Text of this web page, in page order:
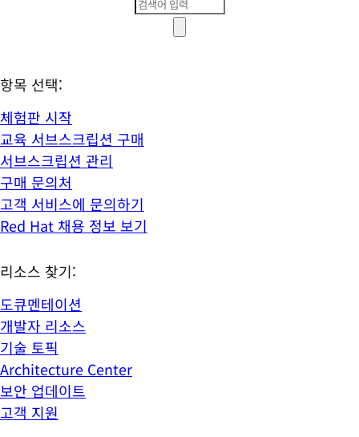
항목 선택:
체험판 시작
교육 서브스크립션 구매
서브스크립션 관리
구매 문의처
고객 서비스에 문의하기
Red Hat 채용 정보 보기
리소스 찾기:
도큐멘테이션
개발자 리소스
기술 토픽
Architecture Center
보안 업데이트
고객 지원